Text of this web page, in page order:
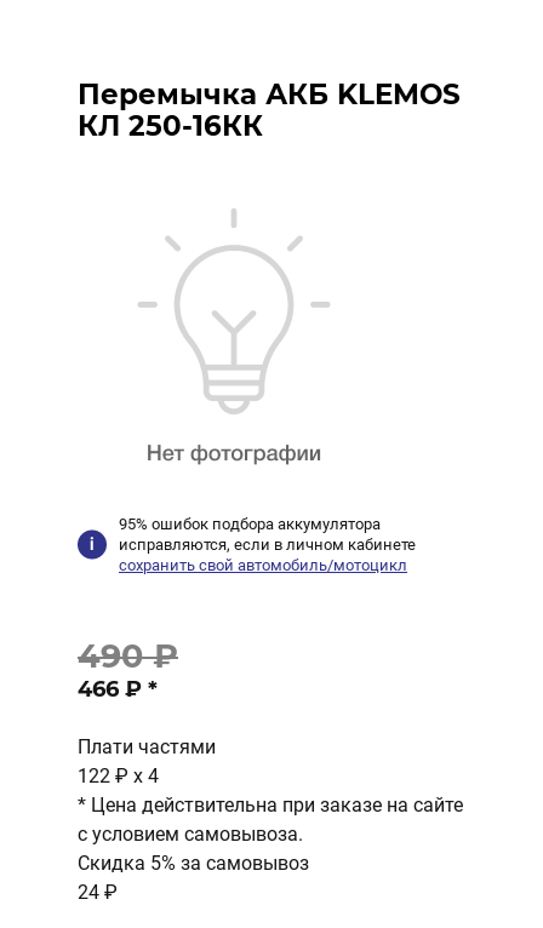
Перемычка АКБ KLEMOS
КЛ 250-16КК
95% ошибок подбора аккумулятора
исправляются, если в личном кабинете
сохранить свой автомобиль/мотоцикл
490 ₽
466 ₽ *
Плати частями
122 ₽ x 4
* Цена действительна при заказе на сайте
с условием самовывоза.
Скидка 5% за самовывоз
24 ₽